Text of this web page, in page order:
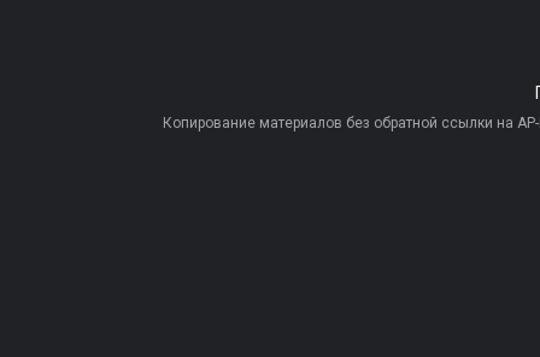
Копирование материалов без обратной ссылки на